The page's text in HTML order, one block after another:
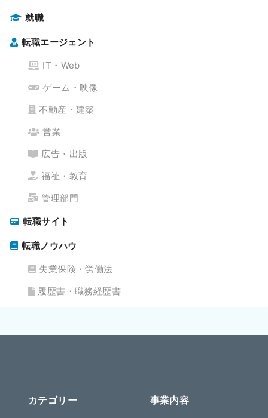
就職
転職エージェント
IT・Web
ゲーム・映像
不動産・建築
営業
広告・出版
福祉・教育
管理部門
転職サイト
転職ノウハウ
失業保険・労働法
履歴書・職務経歴書
カテゴリー 事業内容